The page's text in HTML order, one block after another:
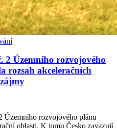
2 Územního rozvojového
rozsah akceleračních
Územního rozvojového plánu
oblasti. K tomu Česko zavazují